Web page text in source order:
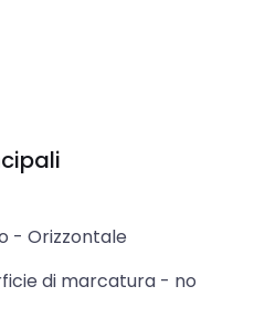
- Orizzontale
di marcatura- no